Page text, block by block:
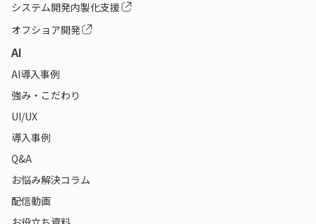
システム開発内製化支援
オフショア開発
AI
AI導入事例
強み・こだわり
UI/UX
導入事例
Q&A
お悩み解決コラム
配信動画